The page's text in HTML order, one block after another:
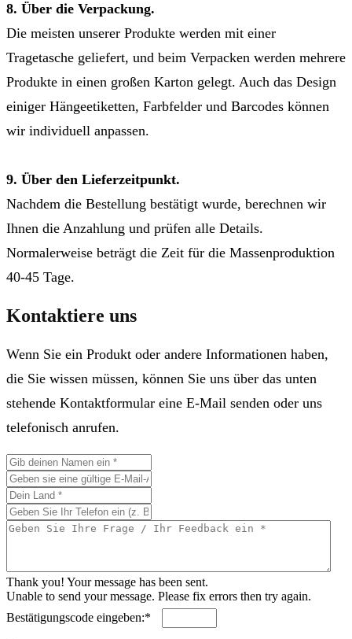
8. Über die Verpackung.
Die meisten unserer Produkte werden mit einer
Tragetasche geliefert, und beim Verpacken werden mehrere
Produkte in einen großen Karton gelegt. Auch das Design
einiger Hängeetiketten, Farbfelder und Barcodes können
wir individuell anpassen.
9. Über den Lieferzeitpunkt.
Nachdem die Bestellung bestätigt wurde, berechnen wir
Ihnen die Anzahlung und prüfen alle Details.
Normalerweise beträgt die Zeit für die Massenproduktion
40-45 Tage.
Kontaktiere uns
Wenn Sie ein Produkt oder andere Informationen haben,
die Sie wissen müssen, können Sie uns über das unten
stehende Kontaktformular eine E-Mail senden oder uns
telefonisch anrufen.
Thank you! Your message has been sent.
Unable to send your message. Please fix errors then try again.
Bestätigungscode eingeben:*